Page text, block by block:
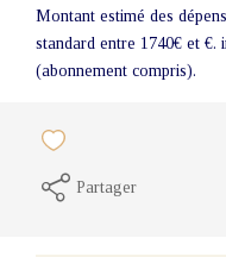
Montant estimé des
standard entre 1740€ et €.
(abonnement compris).
Partager